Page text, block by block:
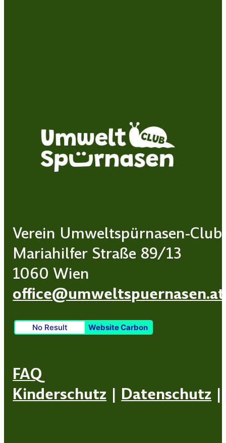
Verein Umweltspürnasen-Club
Mariahilfer Straße 89/13
1060 Wien
office@umweltspuernasen.at
No Result Website Carbon
FAQ
Kinderschutz | Datenschutz |